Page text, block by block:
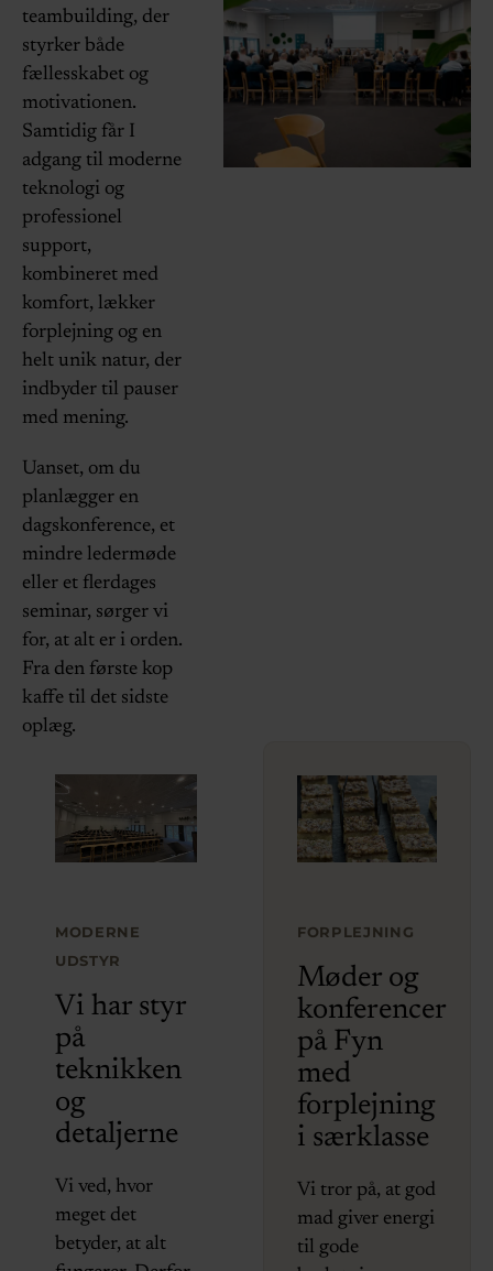
teambuilding, der
styrker både
fællesskabet og
motivationen.
Samtidig får I
adgang til moderne
teknologi og
professionel
support,
kombineret med
komfort, lækker
forplejning og en
helt unik natur, der
indbyder til pauser
med mening.
Uanset, om du
planlægger en
dagskonference, et
mindre ledermøde
eller et flerdages
seminar, sørger vi
for, at alt er i orden.
Fra den første kop
kaffe til det sidste
oplæg.
MODERNE
UDSTYR
Vi har styr
på
teknikken
og
detaljerne
Vi ved, hvor
meget det
betyder, at alt
FORPLEJNING
Møder og
konferencer
på Fyn
med
forplejning
i særklasse
Vi tror på, at god
mad giver energi
til gode